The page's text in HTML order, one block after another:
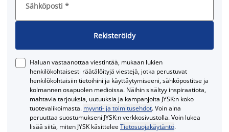
Sähköposti *
Rekisteröidy
Haluan vastaanottaa viestintää, mukaan lukien
henkilökohtaisesti räätälöityjä viestejä, jotka perustuvat
henkilökohtaisiin tietoihini ja käyttäytymiseeni, sähköpostitse ja
kolmannen osapuolen medioissa. Näihin sisältyy inspiraatiota,
mahtavia tarjouksia, uutuuksia ja kampanjoita JYSK:n koko
tuotevalikoimasta. myynti- ja toimitusehdot. Voin aina
peruuttaa suostumukseni JYSK:n verkkosivustolla. Voin lukea
lisää siitä, miten JYSK käsitteleeTietosuojakäytäntö.